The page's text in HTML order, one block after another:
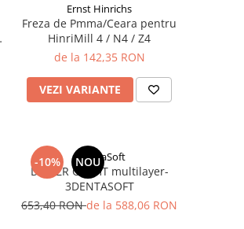
Ernst Hinrichs
Freza de Pmma/Ceara pentru
HinriMill 4 / N4 / Z4
de la 142,35 RON
VEZI VARIANTE
-10% NOU
3DentaSoft
Disc ZR OneHT multilayer-
3DENTASOFT
653,40 RONde la 588,06 RON